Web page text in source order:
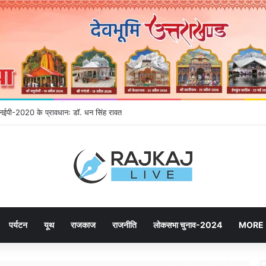
2020 के प्रावधानः डाॅ. धन सिंह रावत
पर्यटन यूथ राजकाज राजनीति लोकसभा चुनाव-2024 MORE